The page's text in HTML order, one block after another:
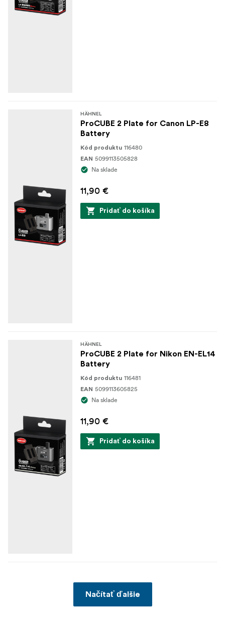
HÄHNEL
ProCUBE 2 Plate for Canon LP-E8
Battery
Kód produktu 116480
EAN 5099113505828
Na sklade
11,90 €
Pridať do košíka
HÄHNEL
ProCUBE 2 Plate for Nikon EN-EL14
Battery
Kód produktu 116481
EAN 5099113605825
Na sklade
11,90 €
Pridať do košíka
Načítať ďalšie